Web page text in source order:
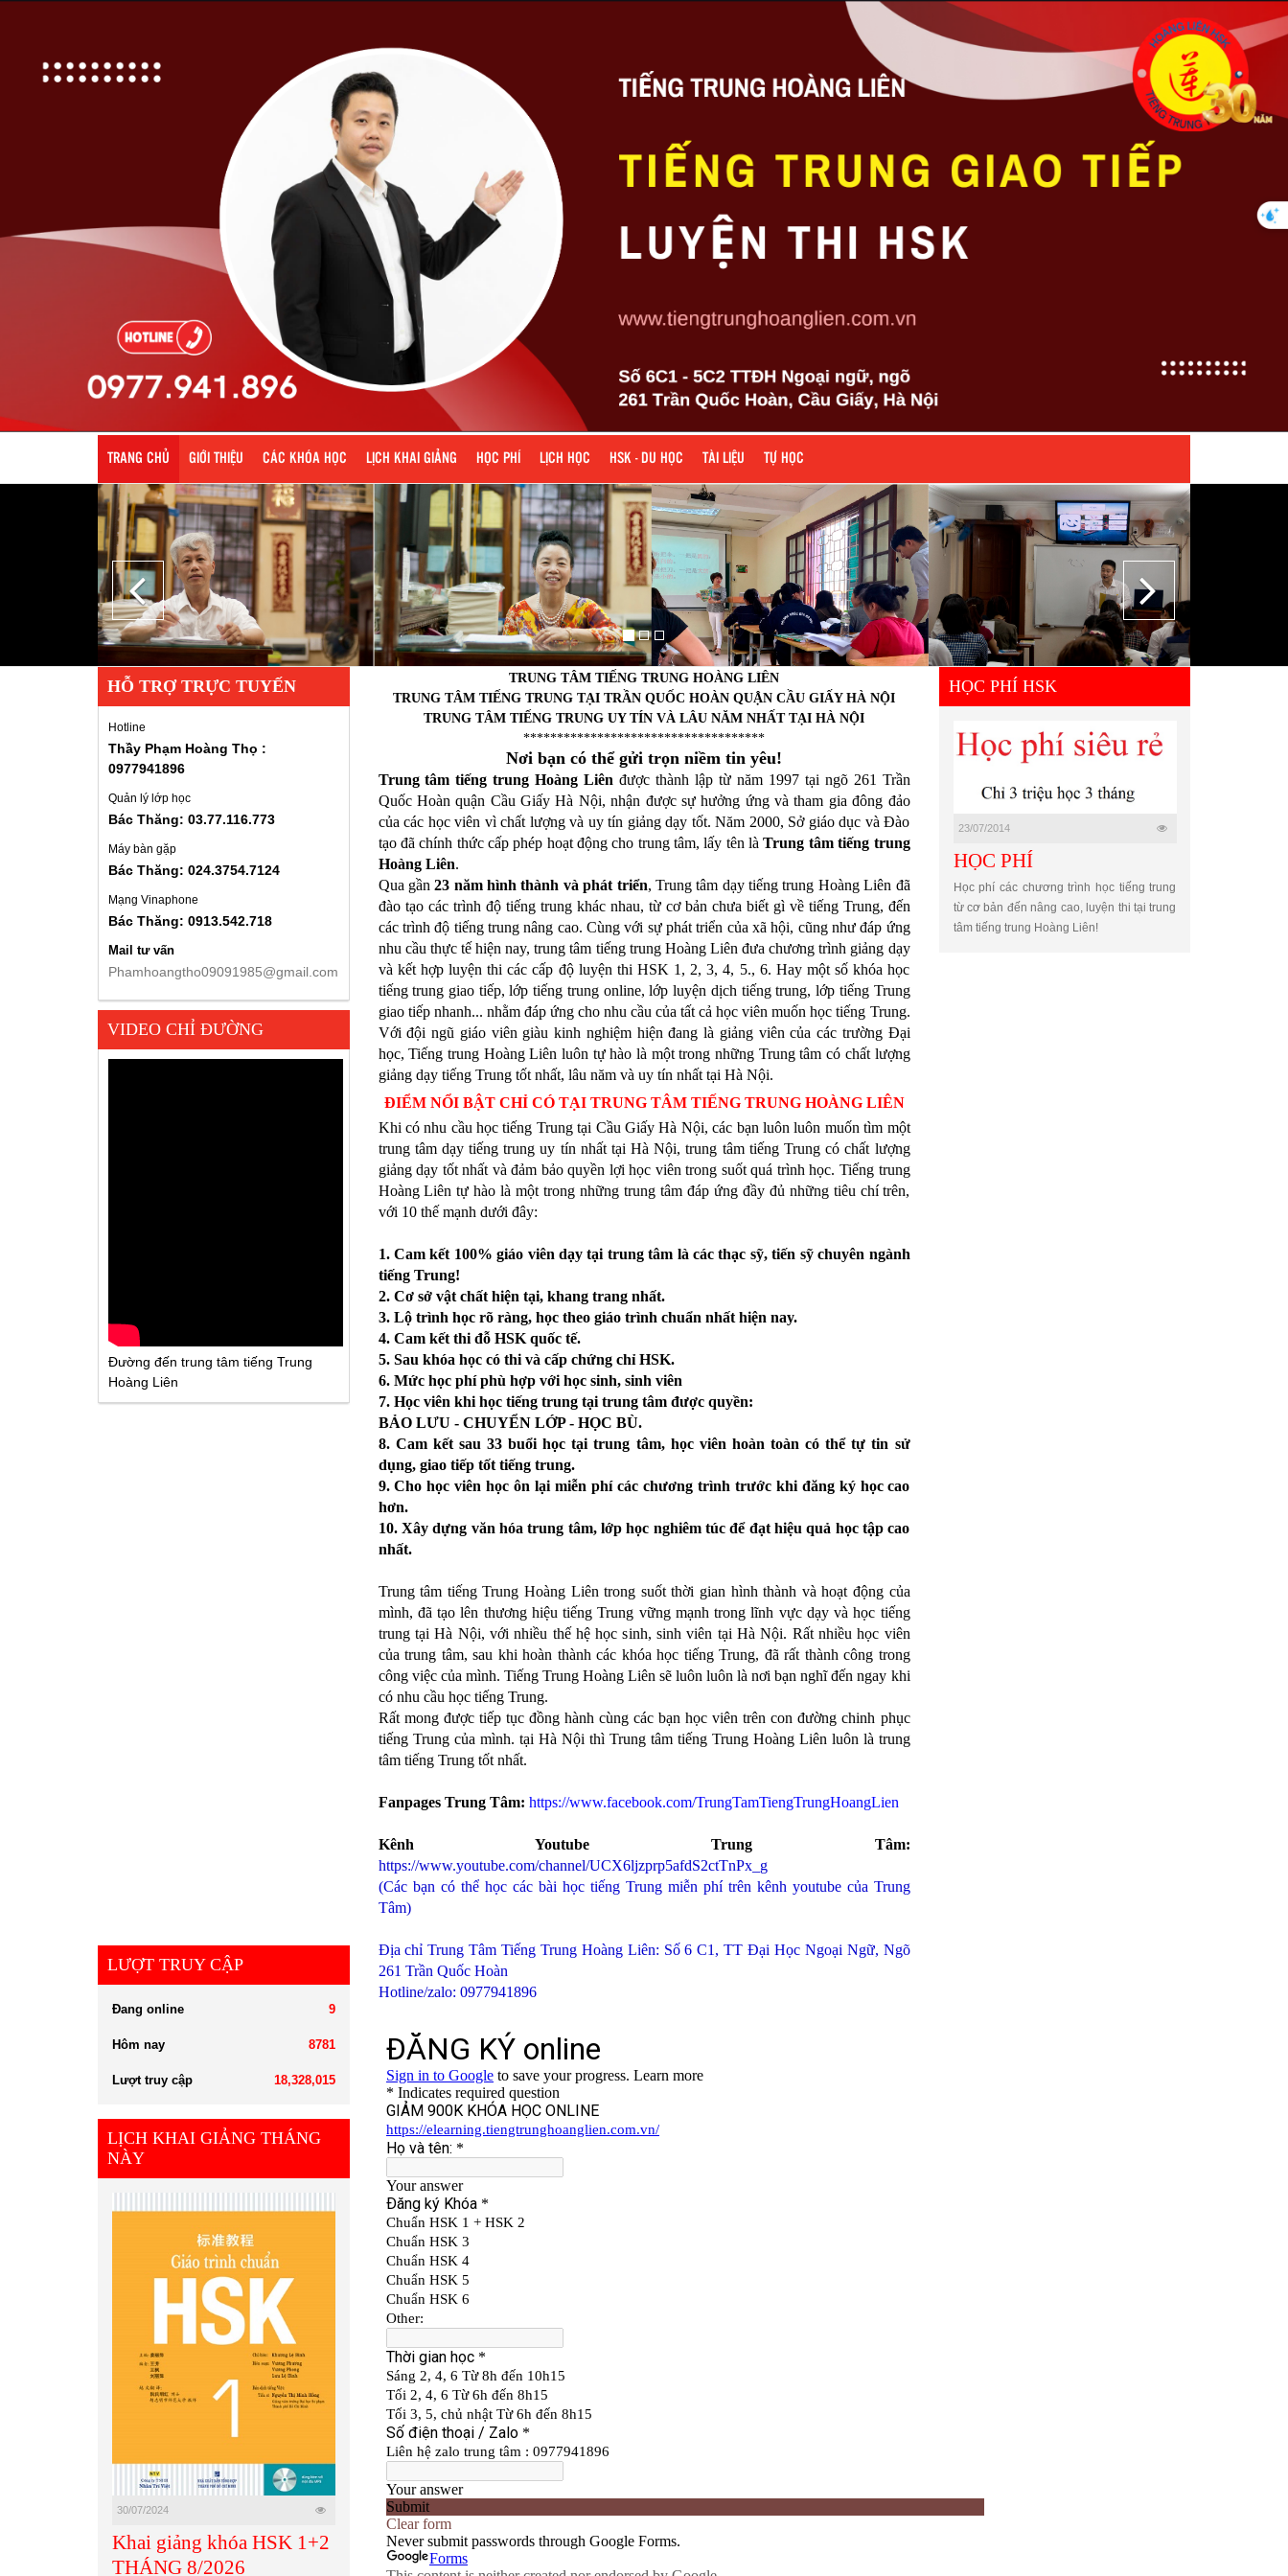
TRANG CHỦ GIỚI THIỆU CÁC KHÓA HỌC LỊCH KHAI GIẢNG HỌC PHÍ LỊCH HỌC HSK - DU HỌC TÀI LIỆU TỰ HỌC
HỖ TRỢ TRỰC TUYẾN
Thầy Phạm Hoàng Thọ :
Quản lý lớp học
Bác Thăng: 03.77.116.773
Máy bàn gặp
Bác Thăng: 024.3754.7124
Mạng Vinaphone
Bác Thăng: 0913.542.718
Phamhoangtho09091985@gmail.com
VIDEO CHỈ ĐƯỜNG
Đường đến trung tâm tiếng Trung
Hoàng Liên
LƯỢT TRUY CẬP
Đang online
Hôm nay
Lượt truy cập 18,328,015
LỊCH KHAI GIẢNG THÁNG
NÀY
Khai giảng khóa HSK 1+2
TRUNG TÂM TIẾNG TRUNG HOÀNG LIÊN
TRUNG TÂM TIẾNG TRUNG TẠI TRẦN QUỐC HOÀN QUẬN CẦU GIẤY HÀ NỘI
TRUNG TÂM TIẾNG TRUNG UY TÍN VÀ LÂU NĂM NHẤT TẠI HÀ NỘI
************************************
Nơi bạn có thể gửi trọn niềm tin yêu!
Trung tâm tiếng trung Hoàng Liên được thành lập từ năm 1997 tại ngõ 261 Trần
Quốc Hoàn quận Cầu Giấy Hà Nội, nhận được sự hưởng ứng và tham gia đông đảo
của các học viên vì chất lượng và uy tín giảng dạy tốt. Năm 2000, Sở giáo dục và Đào
tạo đã chính thức cấp phép hoạt động cho trung tâm, lấy tên là Trung tâm tiếng trung
Hoàng Liên.
Qua gần23 năm hình thành và phát triển, Trung tâm dạy tiếng trung Hoàng Liên đã
đào tạo các trình độ tiếng trung khác nhau, từ cơ bản chưa biết gì về tiếng Trung, đến
các trình độ tiếng trung nâng cao. Cùng với sự phát triển của xã hội, cũng như đáp ứng
nhu cầu thực tế hiện nay, trung tâm tiếng trung Hoàng Liên đưa chương trình giảng dạy
và kết hợp luyện thi các cấp độ luyện thi HSK 1, 2, 3, 4, 5., 6. Hay một số khóa học
tiếng trung giao tiếp, lớp tiếng trung online, lớp luyện dịch tiếng trung, lớp tiếng Trung
giao tiếp nhanh... nhằm đáp ứng cho nhu cầu của tất cả học viên muốn học tiếng Trung.
Với đội ngũ giáo viên giàu kinh nghiệm hiện đang là giảng viên của các trường Đại
học, Tiếng trung Hoàng Liên luôn tự hào là một trong những Trung tâm có chất lượng
giảng dạy tiếng Trung tốt nhất, lâu năm và uy tín nhất tại Hà Nội.
ĐIỂM NỔI BẬT CHỈ CÓ TẠI TRUNG TÂM TIẾNG TRUNG HOÀNG LIÊN
Khi có nhu cầu học tiếng Trung tại Cầu Giấy Hà Nội, các bạn luôn luôn muốn tìm một
trung tâm dạy tiếng trung uy tín nhất tại Hà Nội, trung tâm tiếng Trung có chất lượng
giảng dạy tốt nhất và đảm bảo quyền lợi học viên trong suốt quá trình học. Tiếng trung
Hoàng Liên tự hào là một trong những trung tâm đáp ứng đầy đủ những tiêu chí trên,
với 10 thế mạnh dưới đây:
1. Cam kết 100% giáo viên dạy tại trung tâm là các thạc sỹ, tiến sỹ chuyên ngành
tiếng Trung!
2. Cơ sở vật chất hiện tại, khang trang nhất.
3. Lộ trình học rõ ràng, học theo giáo trình chuẩn nhất hiện nay.
4. Cam kết thi đỗ HSK quốc tế.
5. Sau khóa học có thi và cấp chứng chỉ HSK.
6. Mức học phí phù hợp với học sinh, sinh viên
7. Học viên khi học tiếng trung tại trung tâm được quyền:
BẢO LƯU - CHUYỂN LỚP - HỌC BÙ.
8. Cam kết sau 33 buổi học tại trung tâm, học viên hoàn toàn có thể tự tin sử
dụng, giao tiếp tốt tiếng trung.
9. Cho học viên học ôn lại miễn phí các chương trình trước khi đăng ký học cao
hơn.
10. Xây dựng văn hóa trung tâm, lớp học nghiêm túc để đạt hiệu quả học tập cao
nhất.
Trung tâm tiếng Trung Hoàng Liên trong suốt thời gian hình thành và hoạt động của
mình, đã tạo lên thương hiệu tiếng Trung vững mạnh trong lĩnh vực dạy và học tiếng
trung tại Hà Nội, với nhiều thế hệ học sinh, sinh viên tại Hà Nội. Rất nhiều học viên
của trung tâm, sau khi hoàn thành các khóa học tiếng Trung, đã rất thành công trong
công việc của mình. Tiếng Trung Hoàng Liên sẽ luôn luôn là nơi bạn nghĩ đến ngay khi
có nhu cầu học tiếng Trung.
Rất mong được tiếp tục đồng hành cùng các bạn học viên trên con đường chinh phục
tiếng Trung của mình. tại Hà Nội thì Trung tâm tiếng Trung Hoàng Liên luôn là trung
tâm tiếng Trung tốt nhất.
Fanpages Trung Tâm: https://www.facebook.com/TrungTamTiengTrungHoangLien
Kênh Youtube Trung Tâm:
https://www.youtube.com/channel/UCX6ljzprp5afdS2ctTnPx_g
(Các bạn có thể học các bài học tiếng Trung miễn phí trên kênh youtube của Trung
Tâm)
Địa chỉ Trung Tâm Tiếng Trung Hoàng Liên: Số 6 C1, TT Đại Học Ngoại Ngữ, Ngõ
261 Trần Quốc Hoàn
Hotline/zalo: 0977941896
HỌC PHÍ HSK
HỌC PHÍ
Học phí các chương trình học tiếng trung
từ cơ bản đến nâng cao, luyện thi tại trung
tâm tiếng trung Hoàng Liên!